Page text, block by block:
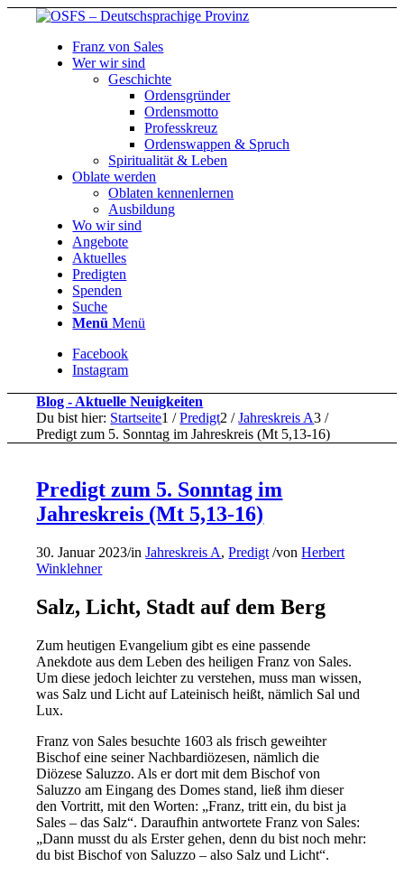
Franz von Sales
Wer wir sind
Geschichte
Ordensgründer
Ordensmotto
Professkreuz
Ordenswappen & Spruch
Spiritualität & Leben
Oblate werden
Oblaten kennenlernen
Ausbildung
Wo wir sind
Angebote
Aktuelles
Predigten
Spenden
Suche
Menü Menü
Facebook
Instagram
Blog - Aktuelle Neuigkeiten
Du bist hier: Startseite1 / Predigt2 / Jahreskreis A3 /
Predigt zum 5. Sonntag im Jahreskreis (Mt 5,13-16)
Predigt zum 5. Sonntag im
Jahreskreis (Mt 5,13-16)
30. Januar 2023/inJahreskreis A,Predigt /vonHerbert
Winklehner
Salz, Licht, Stadt auf dem Berg
Zum heutigen Evangelium gibt es eine passende
Anekdote aus dem Leben des heiligen Franz von Sales.
Um diese jedoch leichter zu verstehen, muss man wissen,
was Salz und Licht auf Lateinisch heißt, nämlich Sal und
Lux.
Franz von Sales besuchte 1603 als frisch geweihter
Bischof eine seiner Nachbardiözesen, nämlich die
Diözese Saluzzo. Als er dort mit dem Bischof von
Saluzzo am Eingang des Domes stand, ließ ihm dieser
den Vortritt, mit den Worten: „Franz, tritt ein, du bist ja
Sales – das Salz“. Daraufhin antwortete Franz von Sales:
„Dann musst du als Erster gehen, denn du bist noch mehr:
du bist Bischof von Saluzzo – also Salz und Licht“.